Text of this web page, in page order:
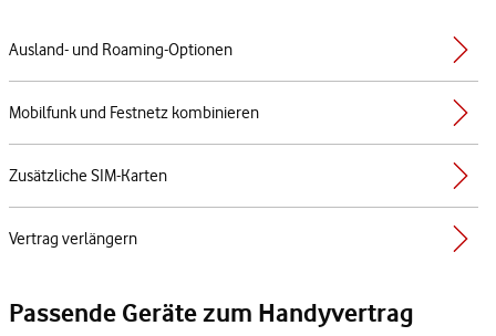
Ausland- und Roaming-Optionen
Mobilfunk und Festnetz kombinieren
Zusätzliche SIM-Karten
Vertrag verlängern
Passende Geräte zum Handyvertrag